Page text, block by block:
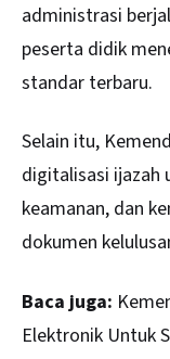
administrasi
peserta didik
standar terbaru.
Selain itu,
digitalisasi ijazah
keamanan, dan
dokumen
Baca juga:
Elektronik Untuk